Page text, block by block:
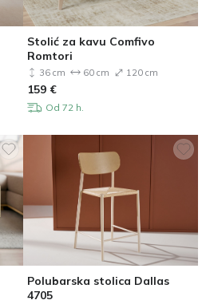
Stolić za kavu Comfivo
Romtori
36 cm 60 cm 120 cm
159 €
Od 72 h.
Polubarska stolica Dallas
4705